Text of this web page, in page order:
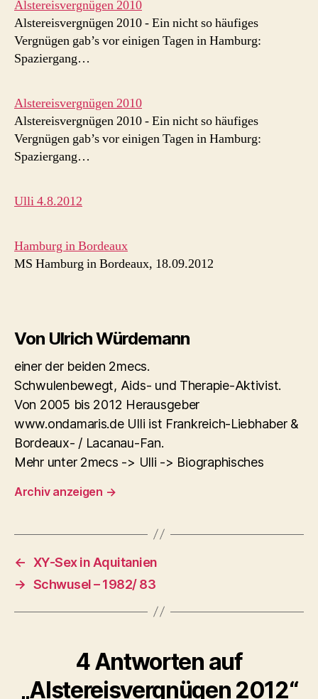
Alstereisvergnügen 2010
Alstereisvergnügen 2010 - Ein nicht so häufiges
Vergnügen gab’s vor einigen Tagen in Hamburg:
Spaziergang…
Alstereisvergnügen 2010
Alstereisvergnügen 2010 - Ein nicht so häufiges
Vergnügen gab’s vor einigen Tagen in Hamburg:
Spaziergang…
Ulli 4.8.2012
Hamburg in Bordeaux
MS Hamburg in Bordeaux, 18.09.2012
Von Ulrich Würdemann
einer der beiden 2mecs.
Schwulenbewegt, Aids- und Therapie-Aktivist.
Von 2005 bis 2012 Herausgeber
www.ondamaris.de Ulli ist Frankreich-Liebhaber &
Bordeaux- / Lacanau-Fan.
Mehr unter 2mecs -> Ulli -> Biographisches
Archiv anzeigen →
← XY-Sex in Aquitanien
→ Schwusel – 1982/ 83
4 Antworten auf
„Alstereisvergnügen 2012“